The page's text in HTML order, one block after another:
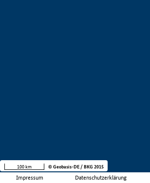
Impressum Datenschutzerklärung
100 km © Geobasis-DE / BKG 2015